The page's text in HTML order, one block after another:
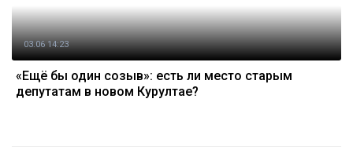
03.06 14:23
«Ещё бы один созыв»: есть ли место старым
депутатам в новом Курултае?